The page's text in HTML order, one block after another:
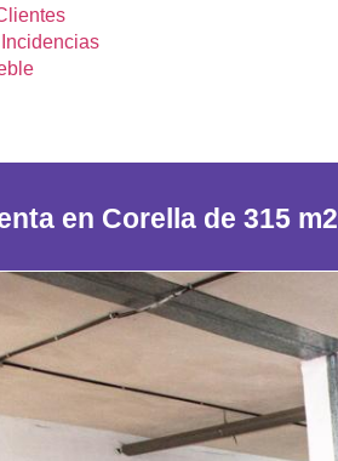
en Corella de 315 m2